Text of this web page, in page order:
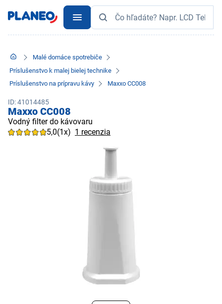
Malé domáce spotrebiče
Príslušenstvo k malej bielej technike
Príslušenstvo na prípravu kávy
Maxxo CC008
ID: 41014485
Maxxo CC008
Vodný filter do kávovaru
5,0(1x) 1 recenzia